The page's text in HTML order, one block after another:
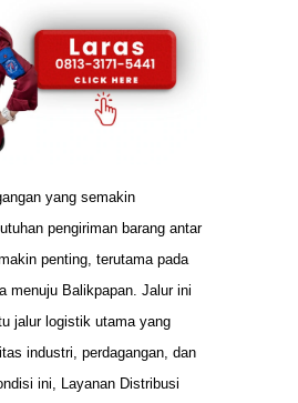
yang semakin
pengiriman barang antar
penting, terutama pada
menuju Balikpapan. Jalur ini
jalur logistik utama yang
industri, perdagangan, dan
ini, Layanan Distribusi